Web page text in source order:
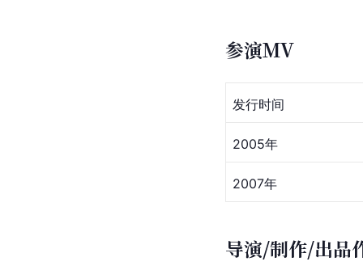
参演MV
发行时间
2005年
2007年
导演/制作/出品